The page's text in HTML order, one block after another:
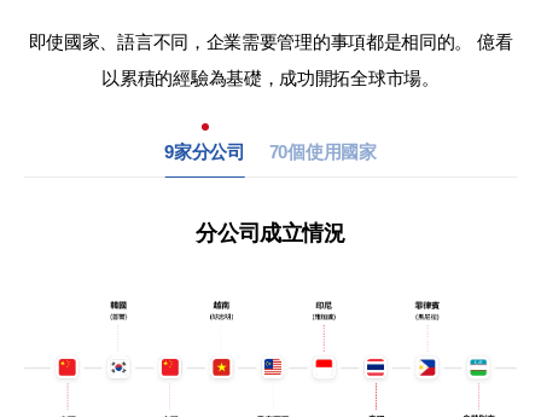
即使國家、語言不同，企業需要管理的事項都是相同的。
億看
以累積的經驗為基礎，成功開拓全球市場。
分公司成立情況
9家分公司 70個使用國家